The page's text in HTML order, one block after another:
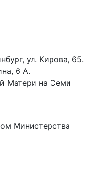
ул. Кирова, 65.
6 А.
Матери на Семи
Министерства